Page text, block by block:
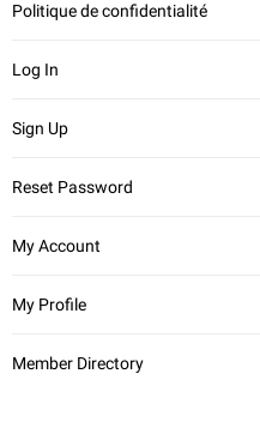
Politique de confidentialité
Log In
Sign Up
Reset Password
My Account
My Profile
Member Directory